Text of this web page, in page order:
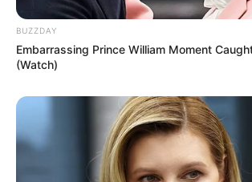
Facebook
Twitter
Pinterest
Share
BUZZDAY
Embarrassing Prince William Moment
(Watch)